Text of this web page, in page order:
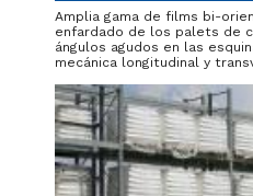
Amplia gama de films bi-
enfardado de los palets de
ángulos agudos en las
mecánica longitudinal y